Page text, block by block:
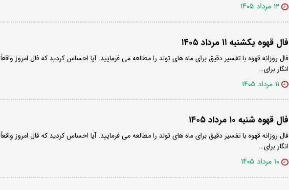
۱۲ مرداد ۱۴۰۵
فال قهوه یکشنبه ۱۱ مرداد ۱۴۰۵
فال روزانه قهوه با تفسیر دقیق برای ماه های تولد را مطالعه می فرمایید. آیا احساس کردید که فال امروز واقعاً
انگار برای…
۱۱ مرداد ۱۴۰۵
فال قهوه شنبه ۱۰ مرداد ۱۴۰۵
فال روزانه قهوه با تفسیر دقیق برای ماه های تولد را مطالعه می فرمایید. آیا احساس کردید که فال امروز واقعاً
انگار برای…
۱۰ مرداد ۱۴۰۵